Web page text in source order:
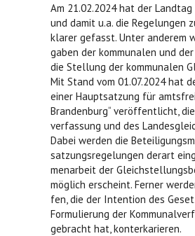
Am 21.02.2024 hat der
und damit u.a. die
klarer gefasst. Unter anderem
gaben der kommunalen und
die Stellung der kommunalen
Mit Stand vom 01.07.2024 hat
einer Hauptsatzung für
Brandenburg“ veröffentlicht,
verfassung und des
Dabei werden die
satzungsregelungen derart
menarbeit der
möglich erscheint. Ferner
fen, die der Intention des
Formulierung der
gebracht hat, konterkarieren.